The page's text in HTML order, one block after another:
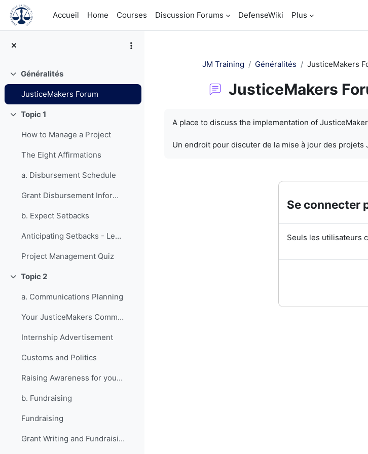
Passer au contenu principal
Accueil
Home Courses Discussion Forums DefenseWiki Plus
Replier
Généralités
JusticeMakers Forum
Replier
Topic 1
How to Manage a Project
The Eight Affirmations
a. Disbursement Schedule
Grant Disbursement Information
b. Expect Setbacks
Anticipating Setbacks - Lessons from Previous Fellows
Project Management Quiz
Replier
Topic 2
a. Communications Planning
Your JusticeMakers Communications Intern
Internship Advertisement
Customs and Politics
Raising Awareness for your Project - Lessons from Previous Fellows
b. Fundraising
Fundraising
Grant Writing and Fundraising Guide-sheet
JM Training Généralités JusticeMakers
JusticeMakers
A place to discuss the implementation of
Un endroit pour discuter de la mise à jour des projets
Se connecter
Seuls les utilisateurs